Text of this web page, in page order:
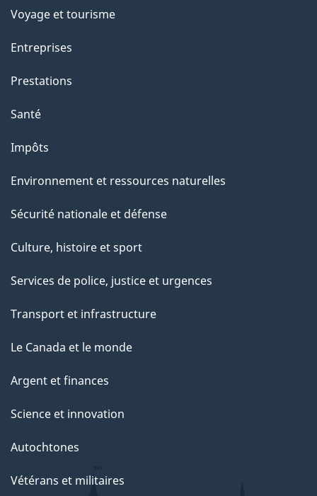
p
a
g
e
Voyage et tourisme
Entreprises
Prestations
Santé
Impôts
Environnement et ressources naturelles
Sécurité nationale et défense
Culture, histoire et sport
Services de police, justice et urgences
Transport et infrastructure
Le Canada et le monde
Argent et finances
Science et innovation
Autochtones
Vétérans et militaires